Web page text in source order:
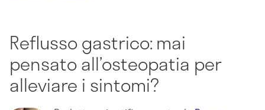
Reflusso gastrico: mai
pensato all’osteopatia per
alleviare i sintomi?